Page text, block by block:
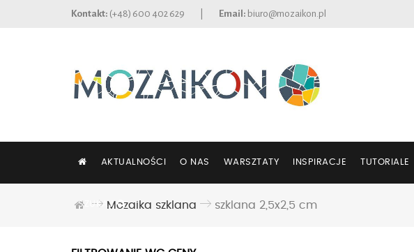
Kontakt: (+48) 600 402 629 Email: biuro@mozaikon.pl
AKTUALNOŚCI O NAS WARSZTATY INSPIRACJE TUTORIALE
SZUKAJMozaika szklana szklana 2,5x2,5 cm